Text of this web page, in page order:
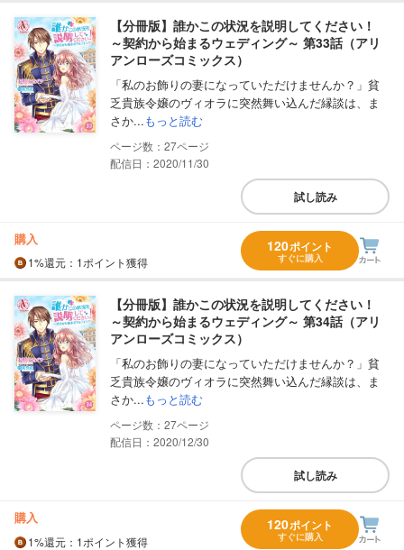
【分冊版】誰かこの状況を説明してください！
～契約から始まるウェディング～ 第33話（アリ
アンローズコミックス）
「私のお飾りの妻になっていただけませんか？」貧
乏貴族令嬢のヴィオラに突然舞い込んだ縁談は、ま
さか...もっと読む
27
配信日：2020/11/30
試し読み
購入
1%還元 ：1ポイント獲得
120ポイント
すぐに購入
【分冊版】誰かこの状況を説明してください！
～契約から始まるウェディング～ 第34話（アリ
アンローズコミックス）
「私のお飾りの妻になっていただけませんか？」貧
乏貴族令嬢のヴィオラに突然舞い込んだ縁談は、ま
さか...もっと読む
27
配信日：2020/12/30
試し読み
購入
1%還元 ：1ポイント獲得
120ポイント
すぐに購入